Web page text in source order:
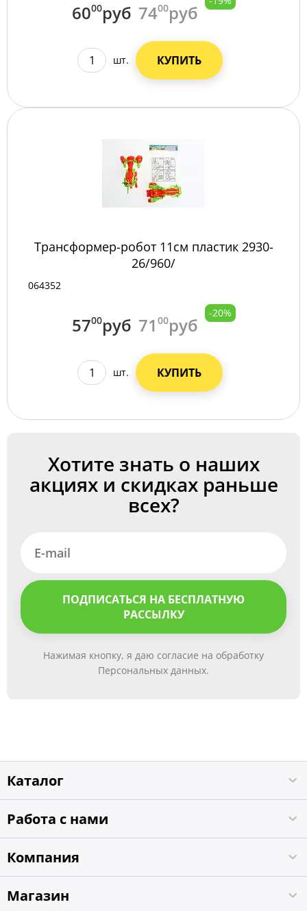
6000руб 7400руб
шт. КУПИТЬ
Трансформер-робот 11см пластик 2930-
26/960/
064352
5700руб 71 00руб
-20%
шт. КУПИТЬ
Хотите знать о наших
акциях и скидках раньше
всех?
ПОДПИСАТЬСЯ НА БЕСПЛАТНУЮ
РАССЫЛКУ
Нажимая кнопку, я даю согласие на обработку
Персональных данных.
Каталог
Работа с нами
Компания
Магазин